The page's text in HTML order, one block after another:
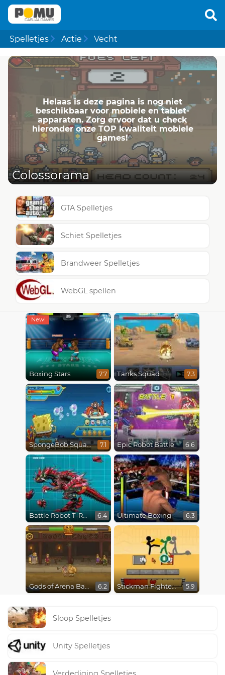
Spelletjes Actie Vecht
Helaas is deze pagina is nog niet
beschikbaar voor mobiele en tablet-
apparaten. Zorg ervoor dat u check
hieronder onze TOP kwaliteit mobiele
games!
Colossorama
GTA Spelletjes
Schiet Spelletjes
Brandweer Spelletjes
WebGL spellen
Boxing Stars 7.7 Tanks Squad 7.3
SpongeBob SquarePants : Monster Island Adventures 7.1 Epic Robot Battle 6.6
Battle Robot T-Rex Age 6.4 Ultimate Boxing 6.3
Gods of Arena Battles 6.2 Stickman Fighter Epic Battles 5.9
Sloop Spelletjes
Unity Spelletjes